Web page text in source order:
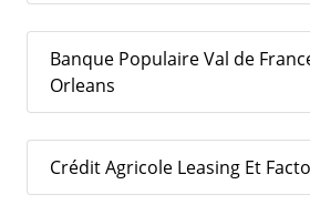
Banque Populaire Val de
Orleans
Crédit Agricole Leasing Et